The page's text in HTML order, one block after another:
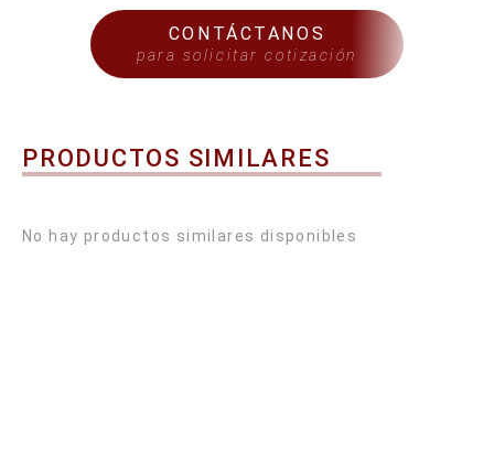
CONTÁCTANOS
para solicitar cotización
PRODUCTOS SIMILARES
No hay productos similares disponibles